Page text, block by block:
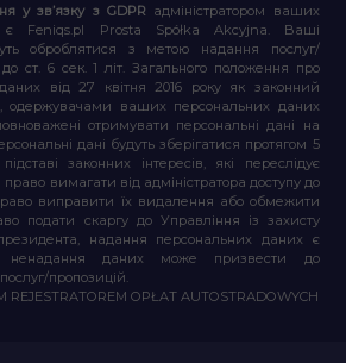
у зв’язку з GDPR адміністратором ваших
є Feniqs.pl Prosta Spółka Akcyjna. Ваші
оброблятися з метою надання послуг/
до ст. 6 сек. 1 літ. Загального положення про
від 27 квітня 2016 року як законний
одержувачами ваших персональних даних
отримувати персональні дані на
дані будуть зберігатися протягом 5
законних інтересів, які переслідує
право вимагати від адміністратора доступу до
виправити їх видалення або обмежити
подати скаргу до Управління із захисту
надання персональних даних є
ненадання даних може призвести до
пропозицій.
REJESTRATOREM OPŁAT AUTOSTRADOWYCH